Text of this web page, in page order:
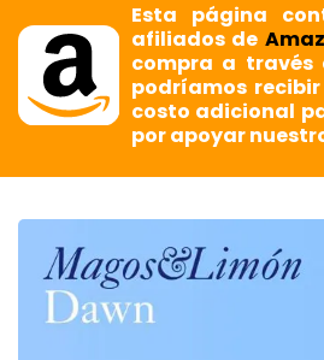
Esta página
afiliados de
compra a través
podríamos
costo adicional
por apoyar